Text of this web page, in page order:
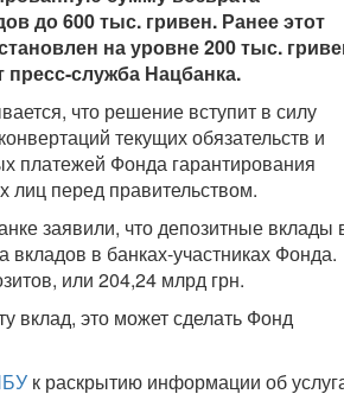
до 600 тыс. гривен. Ранее этот
на уровне 200 тыс.
служба Нацбанка.
что решение вступит в силу
текущих обязательств и
платежей Фонда гарантирования
лиц перед правительством.
заявили, что депозитные вклады
вкладов в банках-участниках Фонда.
или 204,24 млрд грн.
вклад, это может сделать Фонд
к раскрытию информации об